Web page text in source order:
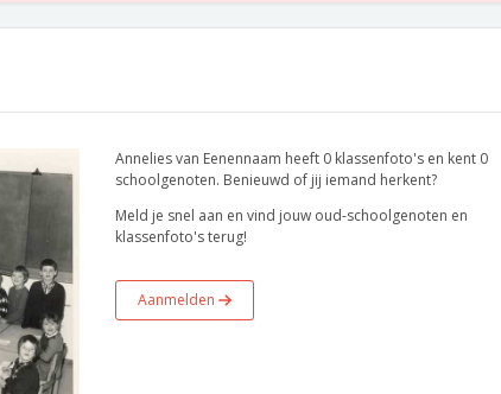
Annelies van Eenennaam heeft 0 klassenfoto's en kent 0
schoolgenoten. Benieuwd of jij iemand herkent?
Meld je snel aan en vind jouw oud-schoolgenoten en
klassenfoto's terug!
Aanmelden